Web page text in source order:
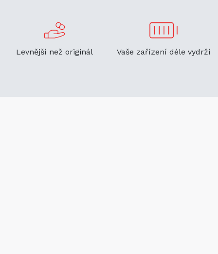
Levnější než originál Vaše zařízení déle vydrží